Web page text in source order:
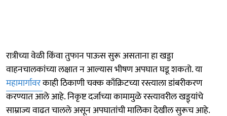
रात्रीच्या वेळी किंवा तुफान पाऊस सुरू असताना हा खड्डा
वाहनचालकांच्या लक्षात न आल्यास भीषण अपघात घडू शकतो. या
महामार्गावरकाही ठिकाणी चक्क काँक्रिटच्या रस्त्याला डांबरीकरण
करण्यात आले आहे. निकृष्ट दर्जाच्या कामामुळे रस्त्यावरील खड्ड्यांचे
साम्राज्य वाढत चालले असून अपघातांची मालिका देखील सुरूच आहे.